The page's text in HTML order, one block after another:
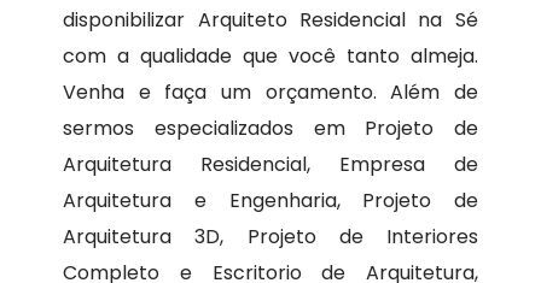
disponibilizar Arquiteto Residencial na Sé
com a qualidade que você tanto almeja.
Venha e faça um orçamento. Além de
sermos especializados em Projeto de
Arquitetura Residencial, Empresa de
Arquitetura e Engenharia, Projeto de
Arquitetura 3D, Projeto de Interiores
Completo e Escritorio de Arquitetura,